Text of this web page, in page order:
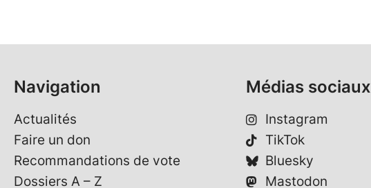
Navigation
Actualités
Faire un don
Recommandations de vote
Dossiers A – Z
Médias sociaux
Instagram
TikTok
Bluesky
Mastodon